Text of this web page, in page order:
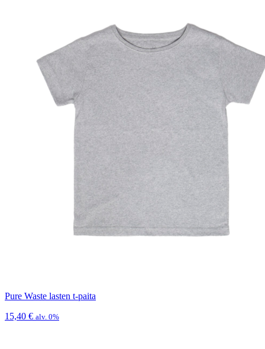
Pure Waste lasten t-paita
15,40 € alv. 0%